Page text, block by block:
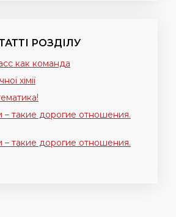
РОЗДІЛУ
как команда
хімії
– такие дорогие отношения.
– такие дорогие отношения.